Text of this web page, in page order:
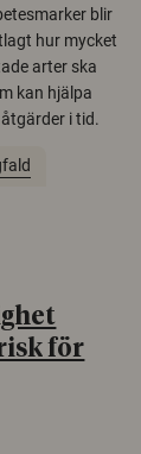
blir
hur mycket
arter ska
kan hjälpa
i tid.
för